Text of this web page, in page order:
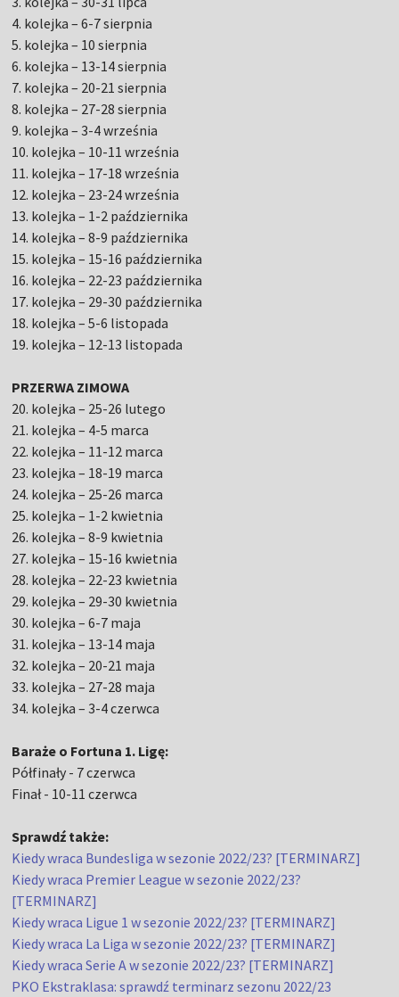
4. kolejka – 6-7 sierpnia
5. kolejka – 10 sierpnia
6. kolejka – 13-14 sierpnia
7. kolejka – 20-21 sierpnia
8. kolejka – 27-28 sierpnia
9. kolejka – 3-4 września
10. kolejka – 10-11 września
11. kolejka – 17-18 września
12. kolejka – 23-24 września
13. kolejka – 1-2 października
14. kolejka – 8-9 października
15. kolejka – 15-16 października
16. kolejka – 22-23 października
17. kolejka – 29-30 października
18. kolejka – 5-6 listopada
19. kolejka – 12-13 listopada
PRZERWA ZIMOWA
20. kolejka – 25-26 lutego
21. kolejka – 4-5 marca
22. kolejka – 11-12 marca
23. kolejka – 18-19 marca
24. kolejka – 25-26 marca
25. kolejka – 1-2 kwietnia
26. kolejka – 8-9 kwietnia
27. kolejka – 15-16 kwietnia
28. kolejka – 22-23 kwietnia
29. kolejka – 29-30 kwietnia
30. kolejka – 6-7 maja
31. kolejka – 13-14 maja
32. kolejka – 20-21 maja
33. kolejka – 27-28 maja
34. kolejka – 3-4 czerwca
Baraże o Fortuna 1. Ligę:
Półfinały - 7 czerwca
Finał - 10-11 czerwca
Sprawdź także:
Kiedy wraca Bundesliga w sezonie 2022/23? [TERMINARZ]
Kiedy wraca Premier League w sezonie 2022/23?
[TERMINARZ]
Kiedy wraca Ligue 1 w sezonie 2022/23? [TERMINARZ]
Kiedy wraca La Liga w sezonie 2022/23? [TERMINARZ]
Kiedy wraca Serie A w sezonie 2022/23? [TERMINARZ]
PKO Ekstraklasa: sprawdź terminarz sezonu 2022/23